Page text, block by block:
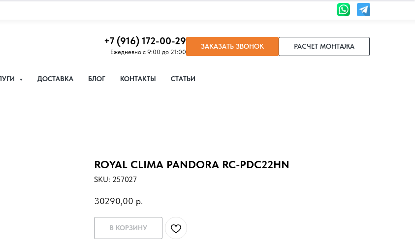
+7 (916) 172-00-29
Ежедневно с 9:00 до 21:00
ЗАКАЗАТЬ ЗВОНОК РАСЧЕТ МОНТАЖА
ДОСТАВКА БЛОГ КОНТАКТЫ СТАТЬИ
ROYAL CLIMA PANDORA RC-PDC22HN
SKU: 257027
30290,00 р.
В КОРЗИНУ